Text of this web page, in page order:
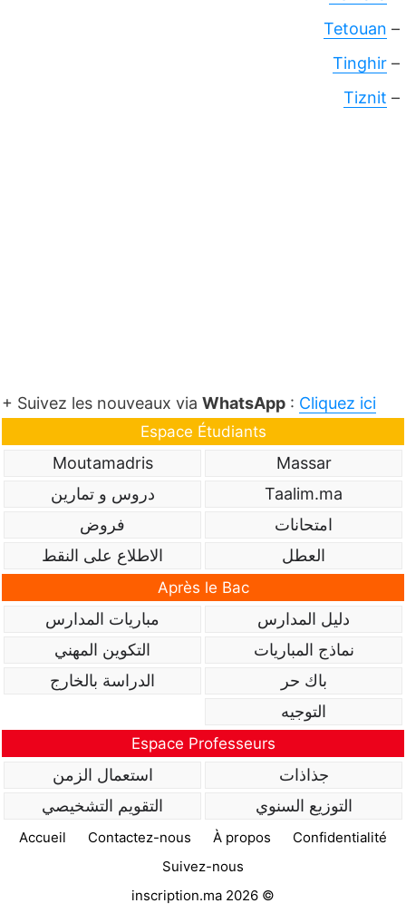
–
Tetouan
–
Tinghir
–
Tiznit
+ Suivez les nouveaux via WhatsApp : Cliquez ici
Espace Étudiants
Massar
Moutamadris
Taalim.ma
دروس و تمارين
امتحانات
فروض
العطل
الاطلاع على النقط
Après le Bac
دليل المدارس
مباريات المدارس
نماذج المباريات
التكوين المهني
باك حر
الدراسة بالخارج
التوجيه
Espace Professeurs
جذاذات
استعمال الزمن
التوزيع السنوي
التقويم التشخيصي
Accueil Contactez-nous À propos
Confidentialité
Suivez-nous
inscription.ma 2026 ©